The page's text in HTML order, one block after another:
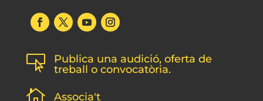

Publica una audició, oferta de
treball o convocatòria.
 Associa't